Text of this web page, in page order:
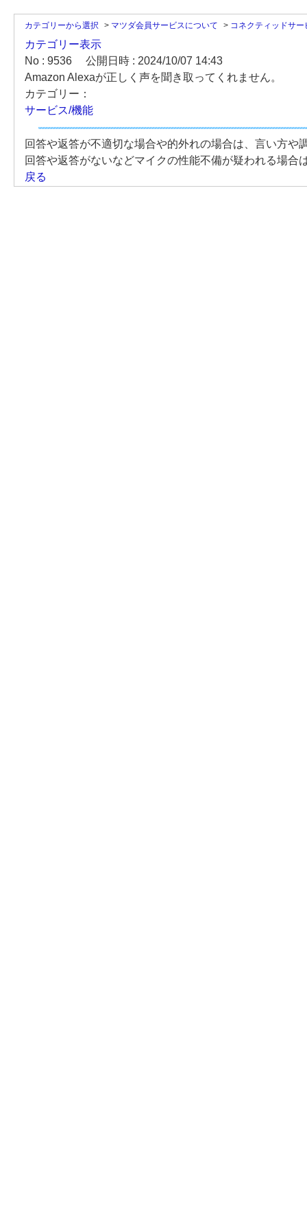
カテゴリーから選択 > マツダ会員サービスについて > コネクティッドサー
カテゴリー表示
No : 9536
公開日時 : 2024/10/07 14:43
Amazon Alexaが正しく声を聞き取ってくれません。
カテゴリー：
サービス/機能
回答や返答が不適切な場合や的外れの場合は、言い方や
回答や返答がないなどマイクの性能不備が疑われる場
戻る